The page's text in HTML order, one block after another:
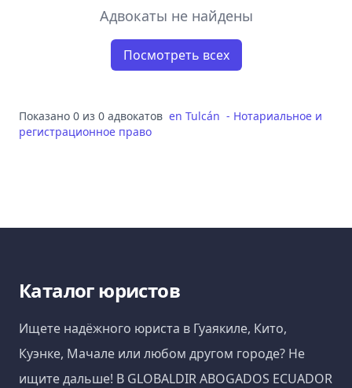
Адвокаты не найдены
Посмотреть всех
Показано 0 из 0 адвокатов en Tulcán - Нотариальное и
регистрационное право
Каталог юристов
Ищете надёжного юриста в Гуаякиле, Кито,
Куэнке, Мачале или любом другом городе? Не
ищите дальше! В GLOBALDIR ABOGADOS ECUADOR